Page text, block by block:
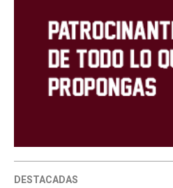
DESTACADAS